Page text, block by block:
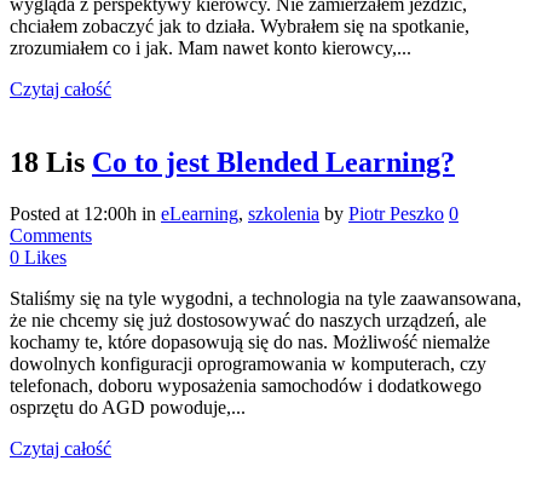
wygląda z perspektywy kierowcy. Nie zamierzałem jeździć,
chciałem zobaczyć jak to działa. Wybrałem się na spotkanie,
zrozumiałem co i jak. Mam nawet konto kierowcy,...
Czytaj całość
18 Lis Co to jest Blended Learning?
Posted at 12:00h in eLearning, szkolenia by Piotr Peszko 0
Comments
0 Likes
Staliśmy się na tyle wygodni, a technologia na tyle zaawansowana,
że nie chcemy się już dostosowywać do naszych urządzeń, ale
kochamy te, które dopasowują się do nas. Możliwość niemalże
dowolnych konfiguracji oprogramowania w komputerach, czy
telefonach, doboru wyposażenia samochodów i dodatkowego
osprzętu do AGD powoduje,...
Czytaj całość